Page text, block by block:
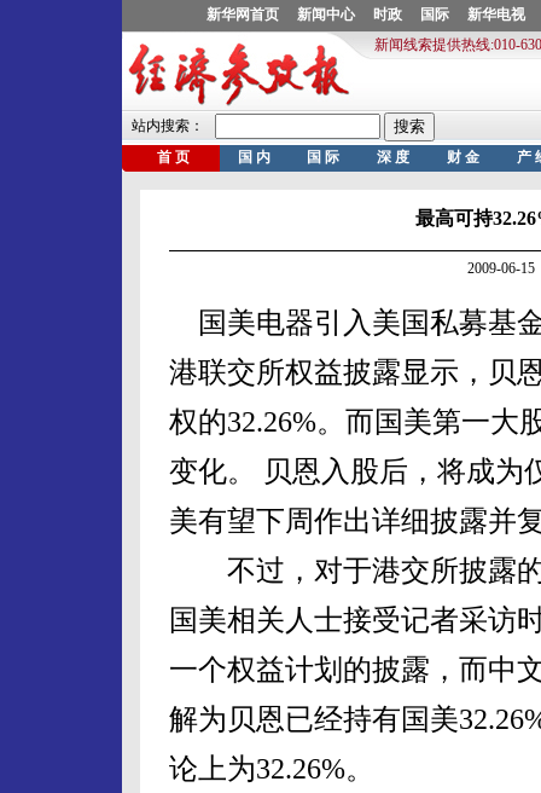
最高可持
2009-06-
国美电器引入美国私募基
港联交所权益披露显示，贝
权的32.26%。而国美第一大
变化。 贝恩入股后，将成为
美有望下周作出详细披露并
不过，对于港交所披露的
国美相关人士接受记者采访
一个权益计划的披露，而中
解为贝恩已经持有国美
论上为32.26%。